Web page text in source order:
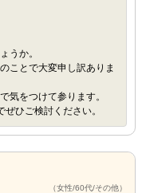
うか。
ことで大変申し訳ありま
気をつけて参ります。
ひご検討ください。
（女性/60代/その他）